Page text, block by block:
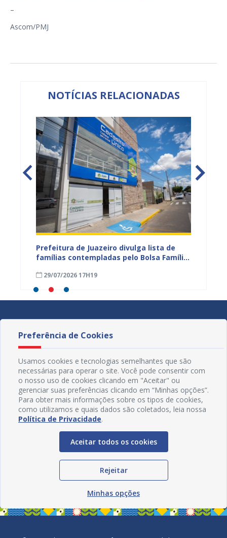
–
Ascom/PMJ
NOTÍCIAS RELACIONADAS
Prefeitura de Juazeiro divulga lista de
famílias contempladas pelo Bolsa Família
29/07/2026 17H19
Preferência de Cookies
Usamos cookies e tecnologias semelhantes que são
necessárias para operar o site. Você pode consentir com
o nosso uso de cookies clicando em "Aceitar" ou
gerenciar suas preferências clicando em “Minhas opções”.
Para obter mais informações sobre os tipos de cookies,
como utilizamos e quais dados são coletados, leia nossa
Política de Privacidade.
Aceitar todos os cookies
Rejeitar
Minhas opções